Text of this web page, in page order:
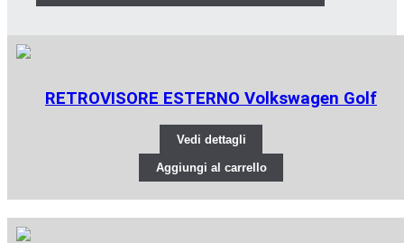
RETROVISORE ESTERNO Volkswagen Golf
Vedi dettagli
Aggiungi al carrello